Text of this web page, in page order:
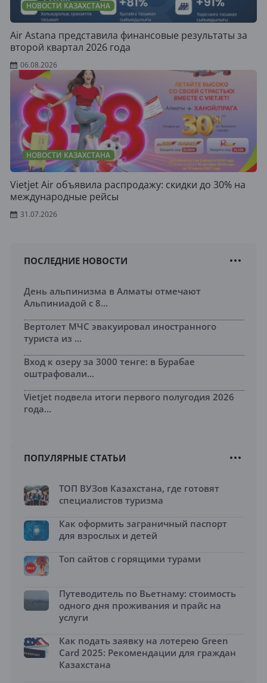
НОВОСТИ КАЗАХСТАНА
Air Astana представила финансовые результаты за
второй квартал 2026 года
06.08.2026
НОВОСТИ КАЗАХСТАНА
Vietjet Air объявила распродажу: скидки до 30% на
международные рейсы
31.07.2026
ПОСЛЕДНИЕ НОВОСТИ
День альпинизма в Алматы отмечают
Альпиниадой с 8...
Вертолет МЧС эвакуировал иностранного
туриста из ...
Вход к озеру за 3000 тенге: в Бурабае
оштрафовали...
Vietjet подвела итоги первого полугодия 2026
года...
ПОПУЛЯРНЫЕ СТАТЬИ
ТОП ВУЗов Казахстана, где готовят
специалистов туризма
Как оформить заграничный паспорт
для взрослых и детей
Топ сайтов с горящими турами
Путеводитель по Вьетнаму: стоимость
одного дня проживания и прайс на
услуги
Как подать заявку на лотерею Green
Card 2025: Рекомендации для граждан
Казахстана